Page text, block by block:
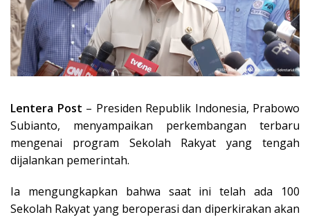
Lentera Post – Presiden Republik Indonesia, Prabowo
Subianto, menyampaikan perkembangan terbaru
mengenai program Sekolah Rakyat yang tengah
dijalankan pemerintah.
Ia mengungkapkan bahwa saat ini telah ada 100
Sekolah Rakyat yang beroperasi dan diperkirakan akan